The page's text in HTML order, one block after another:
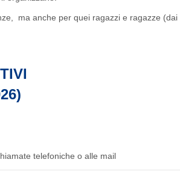
ma anche per quei ragazzi e ragazze (dai
)
telefoniche o alle mail